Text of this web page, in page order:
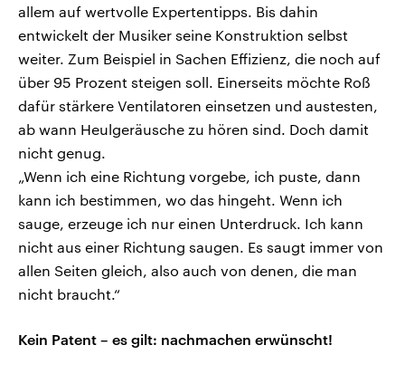
allem auf wertvolle Expertentipps. Bis dahin
entwickelt der Musiker seine Konstruktion selbst
weiter. Zum Beispiel in Sachen Effizienz, die noch auf
über 95 Prozent steigen soll. Einerseits möchte Roß
dafür stärkere Ventilatoren einsetzen und austesten,
ab wann Heulgeräusche zu hören sind. Doch damit
nicht genug.
„Wenn ich eine Richtung vorgebe, ich puste, dann
kann ich bestimmen, wo das hingeht. Wenn ich
sauge, erzeuge ich nur einen Unterdruck. Ich kann
nicht aus einer Richtung saugen. Es saugt immer von
allen Seiten gleich, also auch von denen, die man
nicht braucht.“
Kein Patent – es gilt: nachmachen erwünscht!